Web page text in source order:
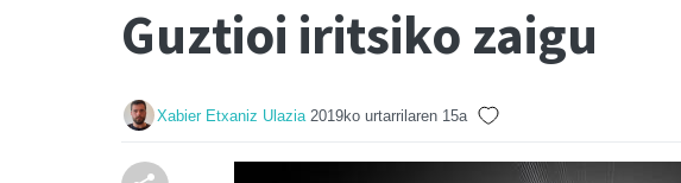
Guztioi iritsiko zaigu
Xabier Etxaniz Ulazia 2019ko urtarrilaren 15a